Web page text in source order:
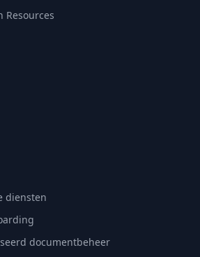
Resources
diensten
documentbeheer